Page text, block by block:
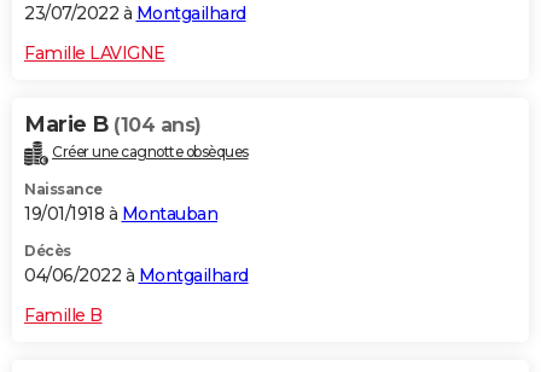
23/07/2022 à Montgailhard
Famille LAVIGNE
Marie B (104 ans)
Créer une cagnotte obsèques
Naissance
19/01/1918 à Montauban
Décès
04/06/2022 à Montgailhard
Famille B